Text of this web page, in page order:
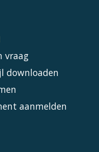
vraag
downloaden
aanmelden